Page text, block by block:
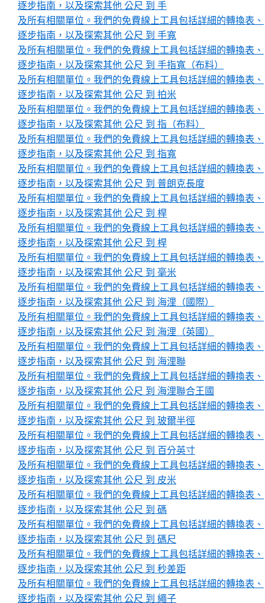
逐步指南，以及探索其他 公尺 到 手
及所有相關單位。我們的免費線上工具包括詳細的轉換表、
逐步指南，以及探索其他 公尺 到 手寬
及所有相關單位。我們的免費線上工具包括詳細的轉換表、
逐步指南，以及探索其他 公尺 到 手指寬（布料）
及所有相關單位。我們的免費線上工具包括詳細的轉換表、
逐步指南，以及探索其他 公尺 到 拍米
及所有相關單位。我們的免費線上工具包括詳細的轉換表、
逐步指南，以及探索其他 公尺 到 指（布料）
及所有相關單位。我們的免費線上工具包括詳細的轉換表、
逐步指南，以及探索其他 公尺 到 指寬
及所有相關單位。我們的免費線上工具包括詳細的轉換表、
逐步指南，以及探索其他 公尺 到 普朗克長度
及所有相關單位。我們的免費線上工具包括詳細的轉換表、
逐步指南，以及探索其他 公尺 到 桿
及所有相關單位。我們的免費線上工具包括詳細的轉換表、
逐步指南，以及探索其他 公尺 到 桿
及所有相關單位。我們的免費線上工具包括詳細的轉換表、
逐步指南，以及探索其他 公尺 到 毫米
及所有相關單位。我們的免費線上工具包括詳細的轉換表、
逐步指南，以及探索其他 公尺 到 海浬（國際）
及所有相關單位。我們的免費線上工具包括詳細的轉換表、
逐步指南，以及探索其他 公尺 到 海浬（英國）
及所有相關單位。我們的免費線上工具包括詳細的轉換表、
逐步指南，以及探索其他 公尺 到 海浬聯
及所有相關單位。我們的免費線上工具包括詳細的轉換表、
逐步指南，以及探索其他 公尺 到 海浬聯合王國
及所有相關單位。我們的免費線上工具包括詳細的轉換表、
逐步指南，以及探索其他 公尺 到 玻爾半徑
及所有相關單位。我們的免費線上工具包括詳細的轉換表、
逐步指南，以及探索其他 公尺 到 百分英寸
及所有相關單位。我們的免費線上工具包括詳細的轉換表、
逐步指南，以及探索其他 公尺 到 皮米
及所有相關單位。我們的免費線上工具包括詳細的轉換表、
逐步指南，以及探索其他 公尺 到 碼
及所有相關單位。我們的免費線上工具包括詳細的轉換表、
逐步指南，以及探索其他 公尺 到 碼尺
及所有相關單位。我們的免費線上工具包括詳細的轉換表、
逐步指南，以及探索其他 公尺 到 秒差距
及所有相關單位。我們的免費線上工具包括詳細的轉換表、
逐步指南，以及探索其他 公尺 到 繩子